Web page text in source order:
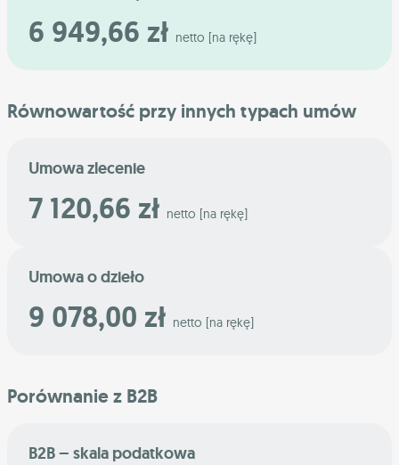
6 949,66 zł netto [na rękę]
Równowartość przy innych typach umów
Umowa zlecenie
7 120,66 zł netto [na rękę]
Umowa o dzieło
9 078,00 zł netto [na rękę]
Porównanie z B2B
B2B – skala podatkowa